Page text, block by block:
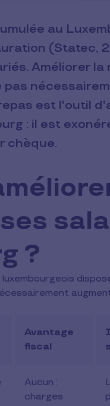
au
(Statec,
Améliorer
est l'outil
: il est
chèque.
?
Avantage
fiscal
Aucun :
charges